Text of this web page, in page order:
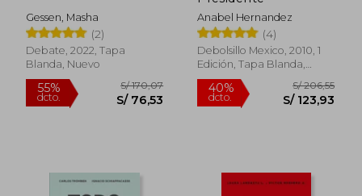
Gessen, Masha
(2)
Debate, 2022, Tapa
Blanda, Nuevo
Anabel Hernandez
(4)
Debolsillo Mexico, 2010, 1
Edición, Tapa Blanda,
Nuevo